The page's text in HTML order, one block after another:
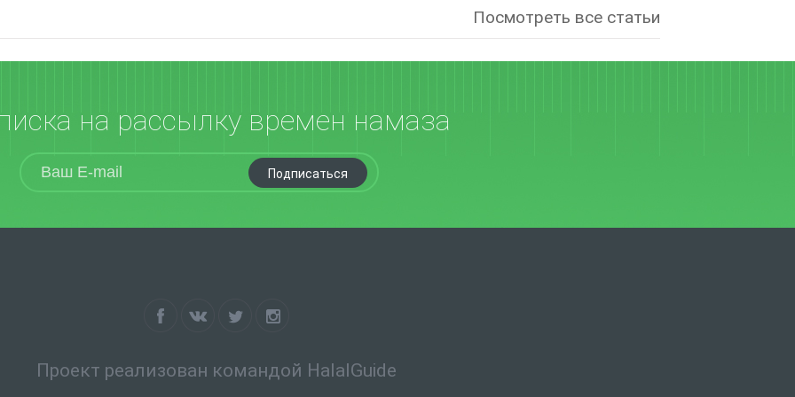
Посмотреть все статьи
на рассылку времен намаза
Подписаться
Проект реализован командой HalalGuide